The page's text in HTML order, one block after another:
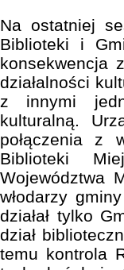
Na ostatniej
Biblioteki i
konsekwencja
działalności
z innymi
kulturalną.
połączenia z
Biblioteki
Województwa
włodarzy
działał tylko
dział
temu kontrola